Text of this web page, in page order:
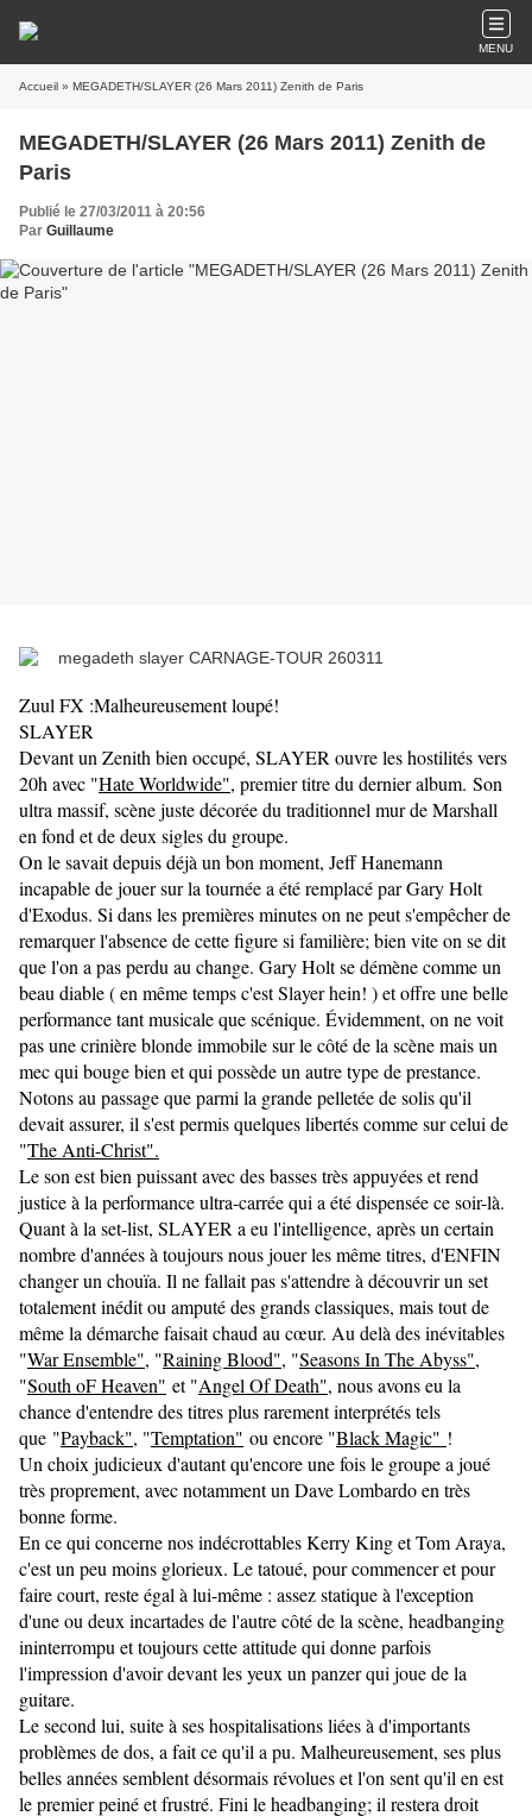
MENU
Accueil » MEGADETH/SLAYER (26 Mars 2011) Zenith de Paris
MEGADETH/SLAYER (26 Mars 2011) Zenith de
Paris
Publié le 27/03/2011 à 20:56
Par Guillaume
Zuul FX :Malheureusement loupé!
SLAYER
Devant un Zenith bien occupé, SLAYER ouvre les hostilités vers
20h avec "Hate Worldwide", premier titre du dernier album. Son
ultra massif, scène juste décorée du traditionnel mur de Marshall
en fond et de deux sigles du groupe.
On le savait depuis déjà un bon moment, Jeff Hanemann
incapable de jouer sur la tournée a été remplacé par Gary Holt
d'Exodus. Si dans les premières minutes on ne peut s'empêcher de
remarquer l'absence de cette figure si familière; bien vite on se dit
que l'on a pas perdu au change. Gary Holt se démène comme un
beau diable ( en même temps c'est Slayer hein! ) et offre une belle
performance tant musicale que scénique. Évidemment, on ne voit
pas une crinière blonde immobile sur le côté de la scène mais un
mec qui bouge bien et qui possède un autre type de prestance.
Notons au passage que parmi la grande pelletée de solis qu'il
devait assurer, il s'est permis quelques libertés comme sur celui de
"The Anti-Christ".
Le son est bien puissant avec des basses très appuyées et rend
justice à la performance ultra-carrée qui a été dispensée ce soir-là.
Quant à la set-list, SLAYER a eu l'intelligence, après un certain
nombre d'années à toujours nous jouer les même titres, d'ENFIN
changer un chouïa. Il ne fallait pas s'attendre à découvrir un set
totalement inédit ou amputé des grands classiques, mais tout de
même la démarche faisait chaud au cœur. Au delà des inévitables
"War Ensemble", "Raining Blood", "Seasons In The Abyss",
"South oF Heaven" et "Angel Of Death", nous avons eu la
chance d'entendre des titres plus rarement interprétés tels
que "Payback", "Temptation" ou encore "Black Magic" !
Un choix judicieux d'autant qu'encore une fois le groupe a joué
très proprement, avec notamment un Dave Lombardo en très
bonne forme.
En ce qui concerne nos indécrottables Kerry King et Tom Araya,
c'est un peu moins glorieux. Le tatoué, pour commencer et pour
faire court, reste égal à lui-même : assez statique à l'exception
d'une ou deux incartades de l'autre côté de la scène, headbanging
ininterrompu et toujours cette attitude qui donne parfois
l'impression d'avoir devant les yeux un panzer qui joue de la
guitare.
Le second lui, suite à ses hospitalisations liées à d'importants
problèmes de dos, a fait ce qu'il a pu. Malheureusement, ses plus
belles années semblent désormais révolues et l'on sent qu'il en est
le premier peiné et frustré. Fini le headbanging; il restera droit